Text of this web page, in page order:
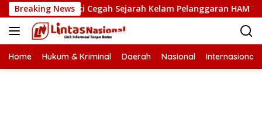
Langsung
ke
konten
Breaking News
Kunci Cegah Sejarah Kelam Pelanggaran HAM Terulang
Home Hukum & Kriminal Daerah Nasional Internasional